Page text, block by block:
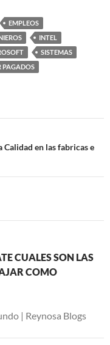
EMPLEOS
INTEL
SISTEMAS
PAGADOS
Calidad en las fabricas e
CUALES SON LAS
COMO
| Reynosa Blogs